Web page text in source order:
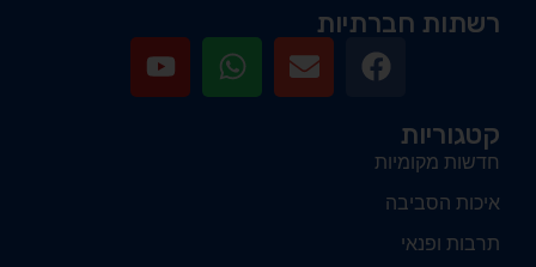
רשתות חברתיות
קטגוריות
חדשות מקומיות
איכות הסביבה
תרבות ופנאי